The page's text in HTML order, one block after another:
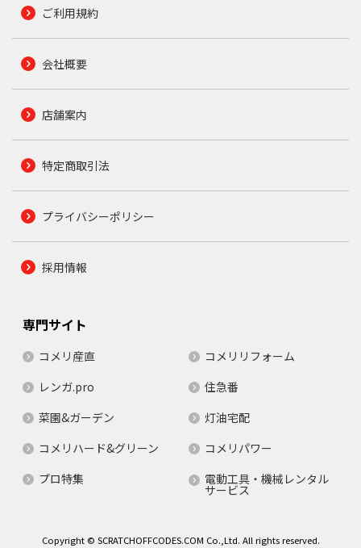
ご利用規約
会社概要
店舗案内
特定商取引法
プライバシーポリシー
採用情報
専門サイト
コメリ産直
コメリリフォーム
レンガ.pro
住急番
菜園&ガーデン
灯油宅配
コメリハード&グリーン
コメリパワー
プロ特集
電動工具・機械レンタル
サービス
Copyright © SCRATCHOFFCODES.COM Co.,Ltd. All rights reserved.